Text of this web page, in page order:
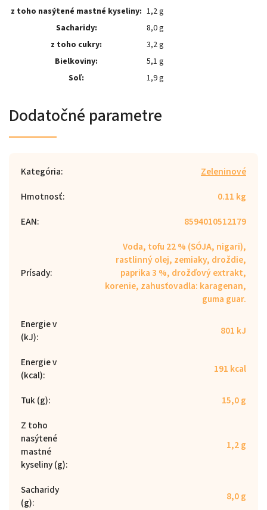
z toho nasýtené mastné kyseliny: 1,2 g
Sacharidy:
8,0 g
z toho cukry:
3,2 g
Bielkoviny:
5,1 g
Soľ:
1,9 g
Dodatočné parametre
Kategória:
Zeleninové
Hmotnosť:
0.11 kg
EAN: 8594010512179
Prísady:
Voda, tofu 22 % (SÓJA, nigari),
rastlinný olej, zemiaky, droždie,
paprika 3 %, drožďový extrakt,
korenie, zahusťovadla: karagenan,
guma guar.
Energie v
(kJ): 801 kJ
Energie v
(kcal): 191 kcal
Tuk (g):
15,0 g
Z toho
nasýtené
mastné
kyseliny (g):
1,2 g
Sacharidy
(g): 8,0 g